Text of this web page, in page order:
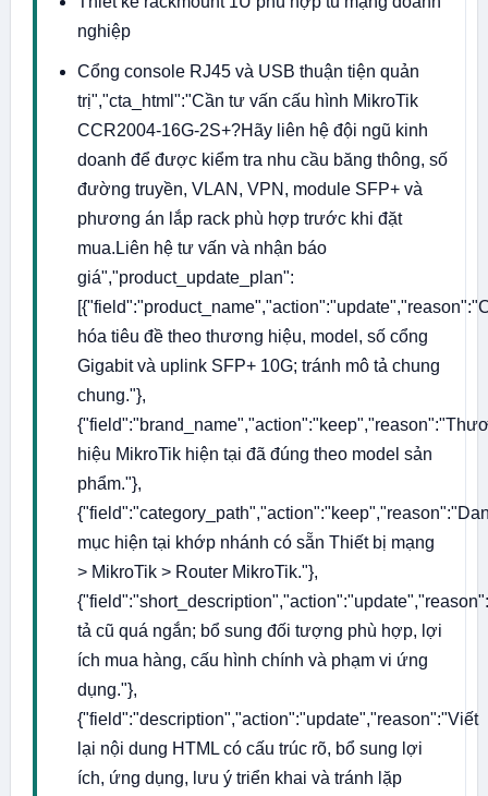
nghiệp
Cổng console RJ45 và USB thuận tiện quản
trị","cta_html":"Cần tư vấn cấu hình MikroTik
CCR2004-16G-2S+?Hãy liên hệ đội ngũ kinh
doanh để được kiểm tra nhu cầu băng thông, số
đường truyền, VLAN, VPN, module SFP+ và
phương án lắp rack phù hợp trước khi đặt
mua.Liên hệ tư vấn và nhận báo
giá","product_update_plan":
hóa tiêu đề theo thương hiệu, model, số cổng
Gigabit và uplink SFP+ 10G; tránh mô tả chung
chung."},
hiệu MikroTik hiện tại đã đúng theo model sản
phẩm."},
mục hiện tại khớp nhánh có sẵn Thiết bị mạng
> MikroTik > Router MikroTik."},
tả cũ quá ngắn; bổ sung đối tượng phù hợp, lợi
ích mua hàng, cấu hình chính và phạm vi ứng
dụng."},
{"field":"description","action":"update","reason":"Viết
lại nội dung HTML có cấu trúc rõ, bổ sung lợi
ích, ứng dụng, lưu ý triển khai và tránh lặp